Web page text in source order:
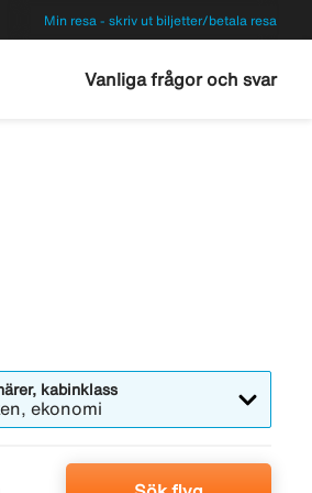
Min resa - skriv ut biljetter/betala resa
Vanliga frågor och svar
kabinklass
ekonomi